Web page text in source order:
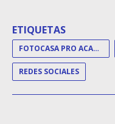
ETIQUETAS
FOTOCASA PRO ACADEMY DAY
REDES SOCIALES